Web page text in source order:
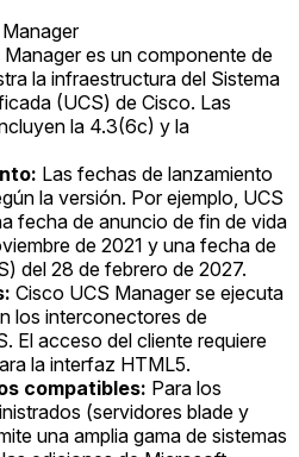
es un componente de
la infraestructura del Sistema
(UCS) de Cisco. Las
la 4.3(6c) y la
Las fechas de lanzamiento
la versión. Por ejemplo, UCS
fecha de anuncio de fin de vida
de 2021 y una fecha de
del 28 de febrero de 2027.
Cisco UCS Manager se ejecuta
los interconectores de
El acceso del cliente requiere
la interfaz HTML5.
compatibles: Para los
(servidores blade y
una amplia gama de sistemas